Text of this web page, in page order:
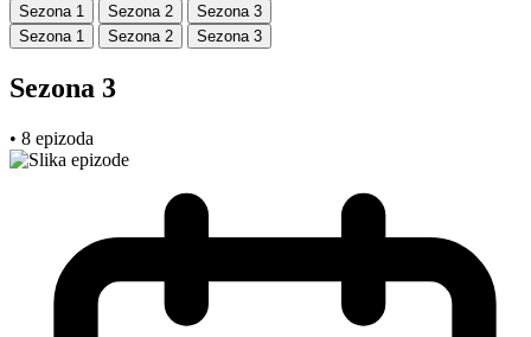
Sezona 1 Sezona 2
Sezona 3
Sezona 1
Sezona 2 Sezona 3
Sezona 3
• 8 epizoda